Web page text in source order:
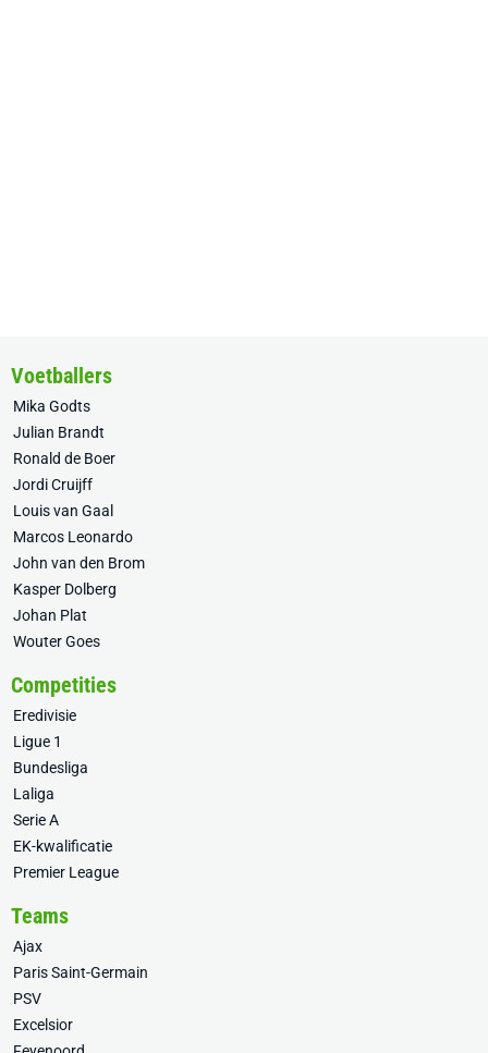
Voetballers
Mika Godts
Julian Brandt
Ronald de Boer
Jordi Cruijff
Louis van Gaal
Marcos Leonardo
John van den Brom
Kasper Dolberg
Johan Plat
Wouter Goes
Competities
Eredivisie
Ligue 1
Bundesliga
Laliga
Serie A
EK-kwalificatie
Premier League
Teams
Ajax
Paris Saint-Germain
PSV
Excelsior